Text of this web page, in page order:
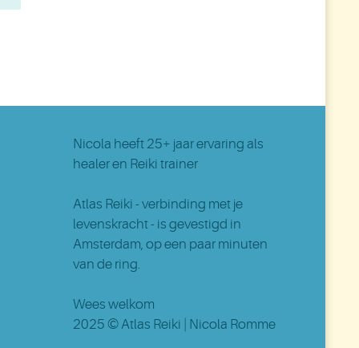
Nicola heeft 25+ jaar ervaring als
healer en Reiki trainer
Atlas Reiki - verbinding met je
levenskracht - is gevestigd in
Amsterdam, op een paar minuten
van de ring.
Wees welkom
2025 ©Atlas Reiki | Nicola Romme